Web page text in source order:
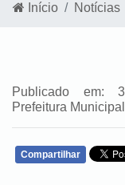
Início Notícias
Publicado em:
Prefeitura
Compartilhar